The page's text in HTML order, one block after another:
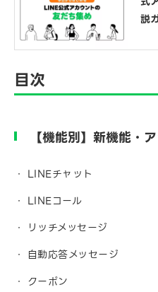
説
目次
【機能別】新機能・
LINEチャット
LINEコール
リッチメッセージ
自動応答メッセージ
クーポン